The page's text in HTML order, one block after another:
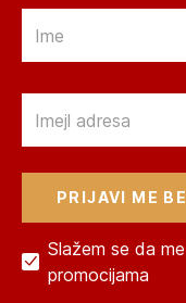
Slažem se da
promocijama